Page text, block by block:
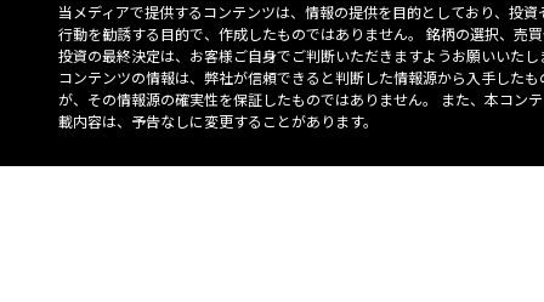
当メディアで提供するコンテンツは、情報の提供を目的としており、投資
行動を勧誘する目的で、作成したものではありません。 銘柄の選択、売
投資の最終決定は、お客様ご自身でご判断いただきますようお願いいたし
コンテンツの情報は、弊社が信頼できると判断した情報源から入手したも
が、その情報源の確実性を保証したものではありません。 また、本コン
載内容は、予告なしに変更することがあります。